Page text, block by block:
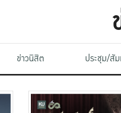
ข่าวนิสิต ประชุม/สั